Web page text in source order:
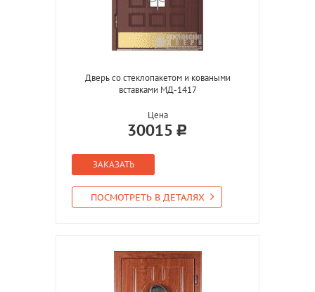
Дверь со стеклопакетом и коваными
вставками МД-1417
Цена
30015
ЗАКАЗАТЬ
ПОСМОТРЕТЬ В ДЕТАЛЯХ